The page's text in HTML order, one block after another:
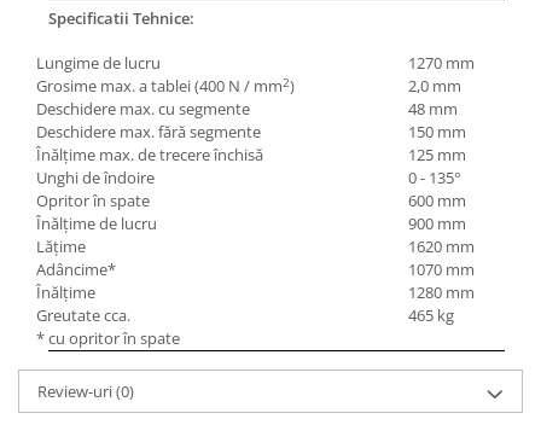
Standuri pentru mașini de găurit și
Standuri pentru mașini de șlefuit
Standuri pentru strunguri metal
Unelte striere
Specificatii Tehnice:
Lungime de lucru
1270 mm
Grosime max. a tablei (400 N / mm2)
2,0 mm
Deschidere max. cu segmente
48 mm
Deschidere max. fără segmente
150 mm
Înălţime max. de trecere închisă
125 mm
Unghi de îndoire
0 - 135°
Opritor în spate
600 mm
Înălţime de lucru
900 mm
Lăţime
1620 mm
Adâncime*
1070 mm
Înălţime
1280 mm
Greutate cca.
465 kg
* cu opritor în spate
Review-uri(0)